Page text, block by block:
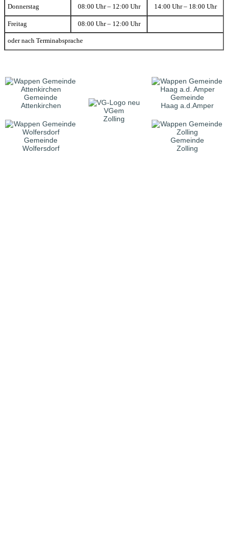
Donnerstag 08:00 Uhr – 12:00 Uhr 14:00 Uhr – 18:00 Uhr
Freitag 08:00 Uhr – 12:00 Uhr
oder nach Terminabsprache
Gemeinde
Attenkirchen
VGem
Zolling
Gemeinde
Haag a.d.Amper
Gemeinde
Wolfersdorf
Gemeinde
Zolling